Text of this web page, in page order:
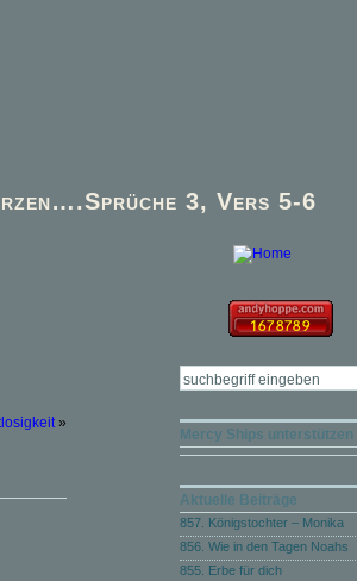
3, Vers 5-6
»
Mercy Ships unterstützen
Aktuelle Beiträge
857. Königstochter – Monika
856. Wie in den Tagen Noahs
855. Erbe für dich